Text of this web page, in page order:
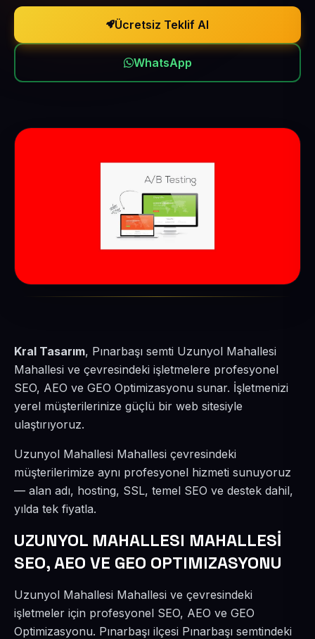
Ücretsiz Teklif Al
WhatsApp
Kral Tasarım, Pınarbaşı semti Uzunyol Mahallesi
Mahallesi ve çevresindeki işletmelere profesyonel
SEO, AEO ve GEO Optimizasyonu sunar. İşletmenizi
yerel müşterilerinize güçlü bir web sitesiyle
ulaştırıyoruz.
Uzunyol Mahallesi Mahallesi çevresindeki
müşterilerimize aynı profesyonel hizmeti sunuyoruz
— alan adı, hosting, SSL, temel SEO ve destek dahil,
yılda tek fiyatla.
UZUNYOL MAHALLESI MAHALLESİ
SEO, AEO VE GEO OPTIMIZASYONU
Uzunyol Mahallesi Mahallesi ve çevresindeki
işletmeler için profesyonel SEO, AEO ve GEO
Optimizasyonu. Pınarbaşı ilçesi Pınarbaşı semtindeki